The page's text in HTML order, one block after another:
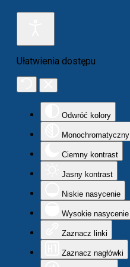
Ułatwienia dostępu
Odwróć kolory
Monochromatyczny
Ciemny kontrast
Jasny kontrast
Niskie nasycenie
Wysokie nasycenie
Zaznacz linki
Zaznacz nagłówki